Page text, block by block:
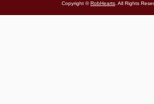
Copyright ©RobHearts . All Rights